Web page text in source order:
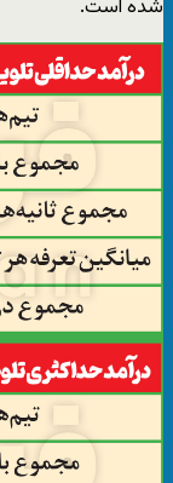
شده است.